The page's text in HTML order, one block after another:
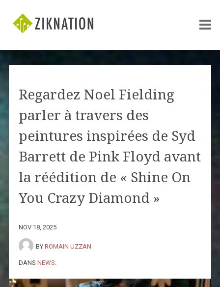
Regardez Noel Fielding
parler à travers des
peintures inspirées de Syd
Barrett de Pink Floyd avant
la réédition de « Shine On
You Crazy Diamond »
NOV 18, 2025
BY ROMAIN UZZAN
DANS NEWS